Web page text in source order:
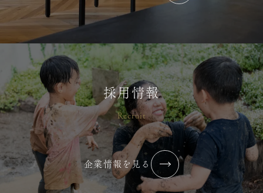
2026/07/02 コラム・ブログ
横浜りとるぱんぷきんず
2026年6月【最近”心が通った”と感
じる瞬間はありますか？】
2026/07/02 コラム・ブログ
採用情報
Recruit
企業情報を見る